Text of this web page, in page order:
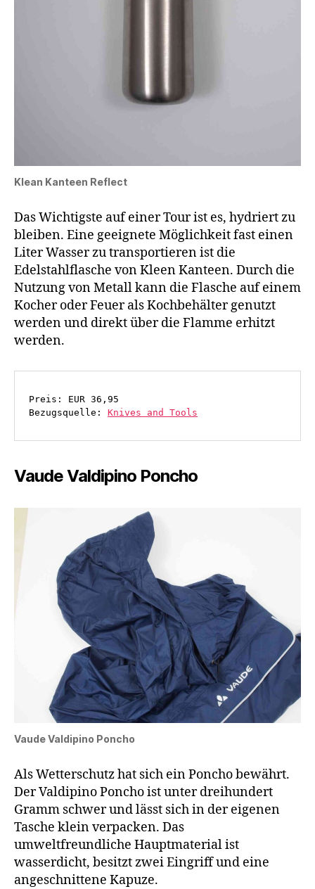
Klean Kanteen Reflect
Das Wichtigste auf einer Tour ist es, hydriert zu
bleiben. Eine geeignete Möglichkeit fast einen
Liter Wasser zu transportieren ist die
Edelstahlflasche von Kleen Kanteen. Durch die
Nutzung von Metall kann die Flasche auf einem
Kocher oder Feuer als Kochbehälter genutzt
werden und direkt über die Flamme erhitzt
werden.
Preis: EUR 36,95
Bezugsquelle: Knives and Tools
Vaude Valdipino Poncho
Vaude Valdipino Poncho
Als Wetterschutz hat sich ein Poncho bewährt.
Der Valdipino Poncho ist unter dreihundert
Gramm schwer und lässt sich in der eigenen
Tasche klein verpacken. Das
umweltfreundliche Hauptmaterial ist
wasserdicht, besitzt zwei Eingriff und eine
angeschnittene Kapuze.